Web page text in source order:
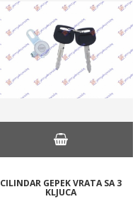
CILINDAR GEPEK VRATA SA 3
KLJUCA